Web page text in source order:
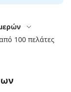
100 πελάτες